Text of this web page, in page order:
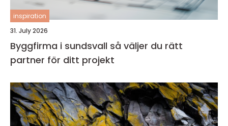
inspiration
31. July 2026
Byggfirma i sundsvall så väljer du rätt
partner för ditt projekt